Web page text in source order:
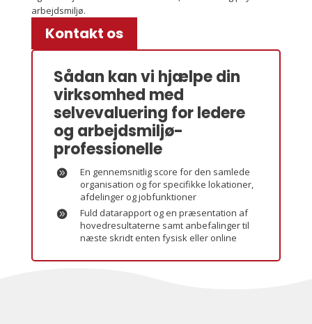
arbejdsmiljø.
Kontakt os
Sådan kan vi hjælpe din
virksomhed med
selvevaluering for ledere
og arbejdsmiljø­
professionelle
En gennemsnitlig score for den samlede
organisation og for specifikke lokationer,
afdelinger og jobfunktioner
Fuld datarapport og en præsentation af
hovedresultaterne samt anbefalinger til
næste skridt enten fysisk eller online